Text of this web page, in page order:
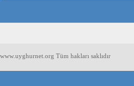
www.uyghurnet.org Tüm hakları saklıdır